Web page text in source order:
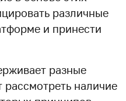
различные
и принести
разные
наличие